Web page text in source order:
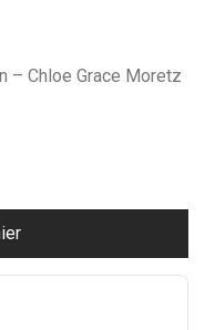
– Chloe Grace Moretz